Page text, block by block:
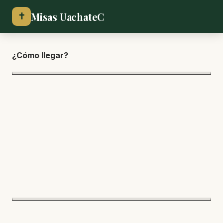
✝ Misas UachateC
¿Cómo llegar?